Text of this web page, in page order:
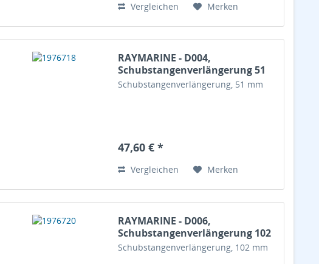
Vergleichen Merken
RAYMARINE - D004,
Schubstangenverlängerung 51
mm
Schubstangenverlängerung, 51 mm
47,60 € *
Vergleichen Merken
RAYMARINE - D006,
Schubstangenverlängerung 102
mm
Schubstangenverlängerung, 102 mm